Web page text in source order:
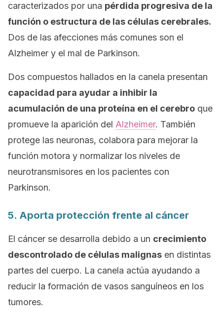
caracterizados por una pérdida progresiva de la
función o estructura de las células cerebrales.
Dos de las afecciones más comunes son el
Alzheimer y el mal de Parkinson.
Dos compuestos hallados en la canela presentan
capacidad para ayudar a inhibir la
acumulación de una proteína en el cerebro que
promueve la aparición del Alzheimer. También
protege las neuronas, colabora para mejorar la
función motora y normalizar los niveles de
neurotransmisores en los pacientes con
Parkinson.
5. Aporta protección frente al cáncer
El cáncer se desarrolla debido a un crecimiento
descontrolado de células malignas en distintas
partes del cuerpo. La canela actúa ayudando a
reducir la formación de vasos sanguíneos en los
tumores.